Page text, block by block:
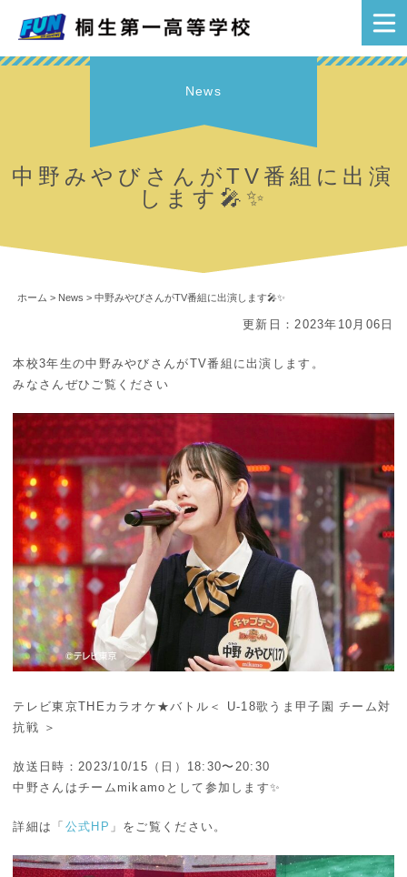
News
中野みやびさんがTV番組に出演
します🎤✨
ホーム > News > 中野みやびさんがTV番組に出演します🎤✨
更新日：2023年10月06日
本校3年生の中野みやびさんがTV番組に出演します。
みなさんぜひご覧ください
テレビ東京THEカラオケ★バトル ＜ U-18歌うま甲子園 チーム対
抗戦 ＞
放送日時：2023/10/15（日）18:30〜20:30
中野さんはチームmikamoとして参加します✨
詳細は「 公式HP 」をご覧ください。